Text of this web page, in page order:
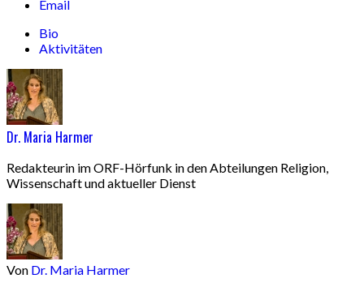
Email
Bio
Aktivitäten
Dr. Maria Harmer
Redakteurin im ORF-Hörfunk in den Abteilungen Religion,
Wissenschaft und aktueller Dienst
Von Dr. Maria Harmer